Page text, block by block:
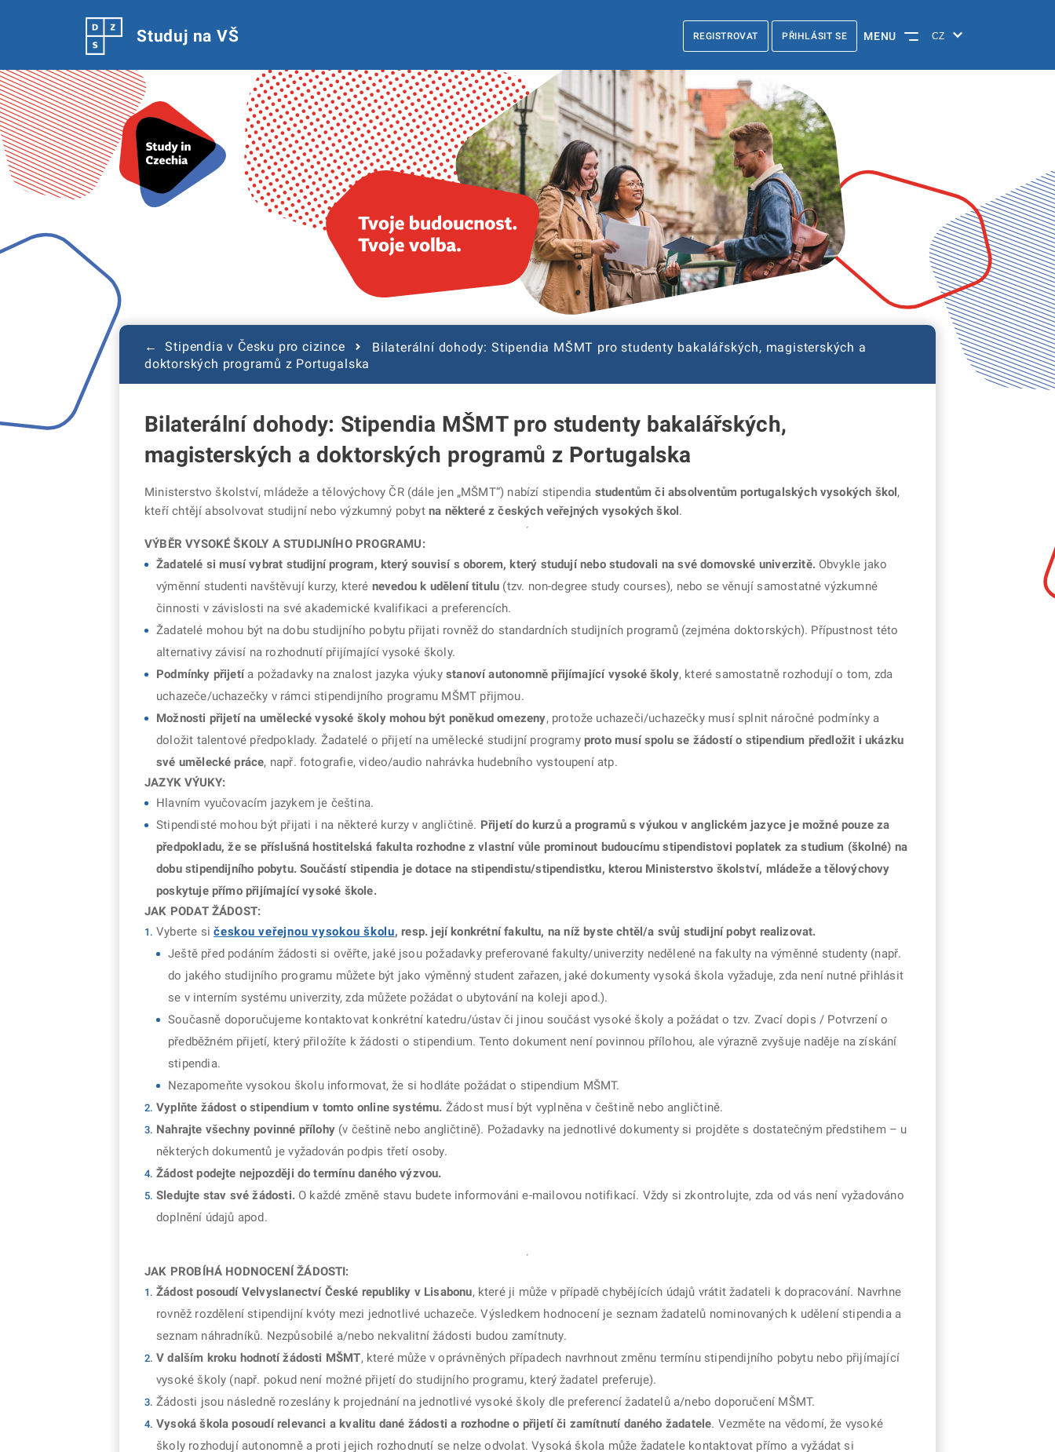
Studuj na VŠ REGISTROVAT PŘIHLÁSIT SE MENU
← Stipendia v Česku pro cizince
Bilaterální dohody: Stipendia MŠMT pro studenty bakalářských, magisterských a
doktorských programů z Portugalska
Bilaterální dohody: Stipendia MŠMT pro studenty bakalářských,
magisterských a doktorských programů z Portugalska
Ministerstvo školství, mládeže a tělovýchovy ČR (dále jen „MŠMT“) nabízí stipendia studentům či absolventům portugalských vysokých škol,
kteří chtějí absolvovat studijní nebo výzkumný pobyt na některé z českých veřejných vysokých škol.
VÝBĚR VYSOKÉ ŠKOLY A STUDIJNÍHO PROGRAMU:
Žadatelé si musí vybrat studijní program, který souvisí s oborem, který studují nebo studovali na své domovské univerzitě.Obvykle jako
výměnní studenti navštěvují kurzy, které nevedou k udělení titulu (tzv. non-degree study courses), nebo se věnují samostatné výzkumné
činnosti v závislosti na své akademické kvalifikaci a preferencích.
Žadatelé mohou být na dobu studijního pobytu přijati rovněž do standardních studijních programů (zejména doktorských). Přípustnost této
alternativy závisí na rozhodnutí přijímající vysoké školy.
Podmínky přijetía požadavky na znalost jazyka výuky stanoví autonomně přijímající vysoké školy, které samostatně rozhodují o tom, zda
uchazeče/uchazečky v rámci stipendijního programu MŠMT přijmou.
Možnosti přijetí na umělecké vysoké školy mohou být poněkud omezeny, protože uchazeči/uchazečky musí splnit náročné podmínky a
doložit talentové předpoklady. Žadatelé o přijetí na umělecké studijní programy proto musí spolu se žádostí o stipendium předložit i ukázku
své umělecké práce, např. fotografie, video/audio nahrávka hudebního vystoupení atp.
JAZYK VÝUKY:
Hlavním vyučovacím jazykem je čeština.
Stipendisté mohou být přijati i na některé kurzy v angličtině. Přijetí do kurzů a programů s výukou v anglickém jazyce je možné pouze za
předpokladu, že se příslušná hostitelská fakulta rozhodne z vlastní vůle prominout budoucímu stipendistovi poplatek za studium (školné) na
dobu stipendijního pobytu. Součástí stipendia je dotace na stipendistu/stipendistku, kterou Ministerstvo školství, mládeže a tělovýchovy
poskytuje přímo přijímající vysoké škole.
JAK PODAT ŽÁDOST:
Vyberte sičeskou veřejnou vysokou školu, resp. její konkrétní fakultu, na níž byste chtěl/a svůj studijní pobyt realizovat.
Ještě před podáním žádosti si ověřte, jaké jsou požadavky preferované fakulty/univerzity nedělené na fakulty na výměnné studenty (např.
do jakého studijního programu můžete být jako výměnný student zařazen, jaké dokumenty vysoká škola vyžaduje, zda není nutné přihlásit
se v interním systému univerzity, zda můžete požádat o ubytování na koleji apod.).
Současně doporučujeme kontaktovat konkrétní katedru/ústav či jinou součást vysoké školy a požádat o tzv. Zvací dopis / Potvrzení o
předběžném přijetí, který přiložíte k žádosti o stipendium. Tento dokument není povinnou přílohou, ale výrazně zvyšuje naděje na získání
stipendia.
Nezapomeňte vysokou školu informovat, že si hodláte požádat o stipendium MŠMT.
Vyplňte žádost o stipendium v tomto online systému. Žádost musí být vyplněna v češtině nebo angličtině.
Nahrajte všechny povinné přílohy (v češtině nebo angličtině). Požadavky na jednotlivé dokumenty si projděte s dostatečným předstihem – u
některých dokumentů je vyžadován podpis třetí osoby.
Žádost podejte nejpozději do termínu daného výzvou.
Sledujte stav své žádosti.O každé změně stavu budete informováni e-mailovou notifikací. Vždy si zkontrolujte, zda od vás není vyžadováno
doplnění údajů apod.
JAK PROBÍHÁ HODNOCENÍ ŽÁDOSTI:
Žádost posoudí Velvyslanectví České republiky v Lisabonu, které ji může v případě chybějících údajů vrátit žadateli k dopracování. Navrhne
rovněž rozdělení stipendijní kvóty mezi jednotlivé uchazeče. Výsledkem hodnocení je seznam žadatelů nominovaných k udělení stipendia a
seznam náhradníků. Nezpůsobilé a/nebo nekvalitní žádosti budou zamítnuty.
V dalším kroku hodnotí žádosti MŠMT, které může v oprávněných případech navrhnout změnu termínu stipendijního pobytu nebo přijímající
vysoké školy (např. pokud není možné přijetí do studijního programu, který žadatel preferuje).
Žádosti jsou následně rozeslány k projednání na jednotlivé vysoké školy dle preferencí žadatelů a/nebo doporučení MŠMT.
Vysoká škola posoudí relevanci a kvalitu dané žádosti a rozhodne o přijetí či zamítnutí daného žadatele. Vezměte na vědomí, že vysoké
školy rozhodují autonomně a proti jejich rozhodnutí se nelze odvolat. Vysoká škola může žadatele kontaktovat přímo a vyžádat si